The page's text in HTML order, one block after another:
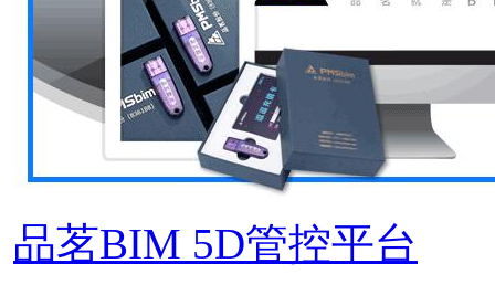
品茗BIM 5D管控平台